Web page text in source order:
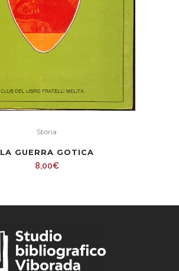
Storia
LA GUERRA GOTICA
8,00€